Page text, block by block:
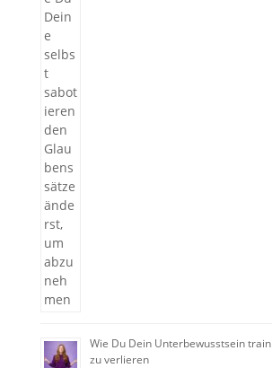
Wie Du Dein Unterbewusstsein
zu verlieren